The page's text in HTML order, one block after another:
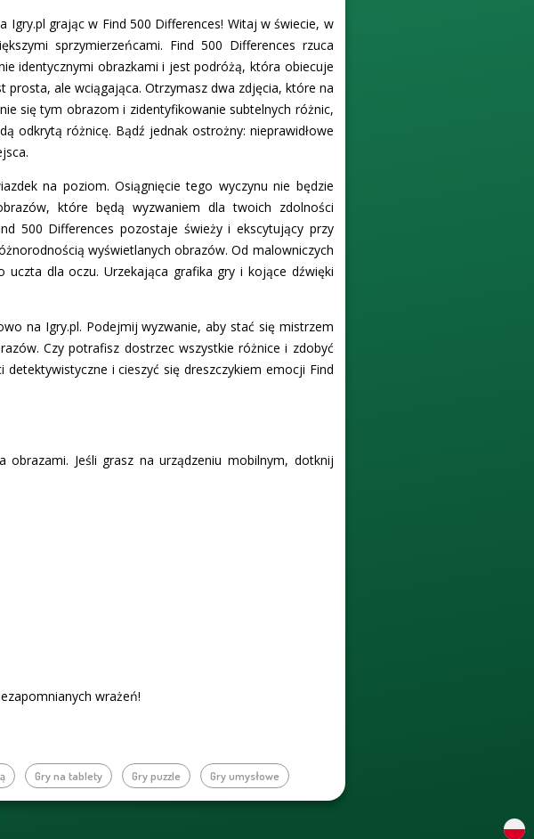
grając w Find 500 Differences! Witaj w świecie, w
sprzymierzeńcami. Find 500 Differences rzuca
identycznymi obrazkami i jest podróżą, która obiecuje
ale wciągająca. Otrzymasz dwa zdjęcia, które na
się tym obrazom i zidentyfikowanie subtelnych różnic,
odkrytą różnicę. Bądź jednak ostrożny: nieprawidłowe
na poziom. Osiągnięcie tego wyczynu nie będzie
które będą wyzwaniem dla twoich zdolności
500 Differences pozostaje świeży i ekscytujący przy
wyświetlanych obrazów. Od malowniczych
dla oczu. Urzekająca grafika gry i kojące dźwięki
na Igry.pl. Podejmij wyzwanie, aby stać się mistrzem
Czy potrafisz dostrzec wszystkie różnice i zdobyć
i cieszyć się dreszczykiem emocji Find
Jeśli grasz na urządzeniu mobilnym, dotknij
wrażeń!
Gry na tablety Gry puzzle Gry umysłowe